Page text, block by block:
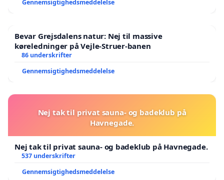
Gennemsigtighedsmeddelelse
Bevar Grejsdalens natur: Nej til massive
køreledninger på Vejle-Struer-banen
86 underskrifter
Gennemsigtighedsmeddelelse
Nej tak til privat sauna- og badeklub på
Havnegade.
Nej tak til privat sauna- og badeklub på Havnegade.
537 underskrifter
Gennemsigtighedsmeddelelse